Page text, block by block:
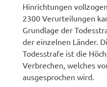
Hinrichtungen
2300 Verurteilungen
Grundlage der
der einzelnen Länder.
Todesstrafe ist die
Verbrechen, welches
ausgesprochen wird.